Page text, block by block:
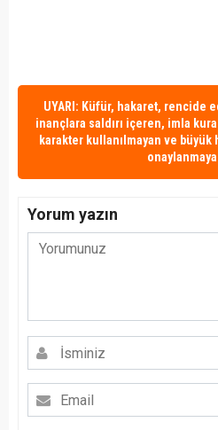
UYARI: Küfür, hakaret, rencide
inançlara saldırı içeren, imla
karakter kullanılmayan ve büyük
Yorum yazın